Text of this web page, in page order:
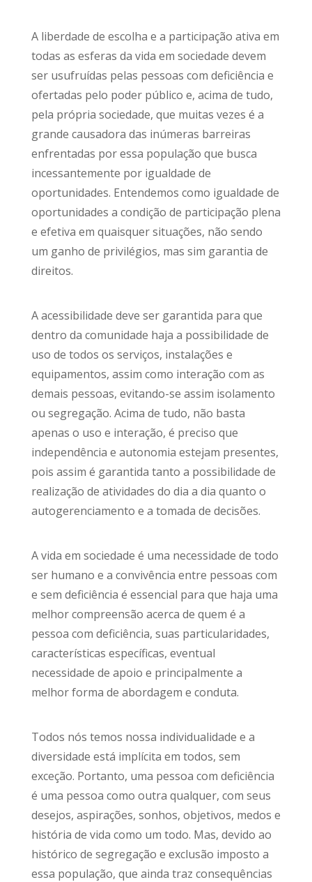
A liberdade de escolha e a participação ativa em
todas as esferas da vida em sociedade devem
ser usufruídas pelas pessoas com deficiência e
ofertadas pelo poder público e, acima de tudo,
pela própria sociedade, que muitas vezes é a
grande causadora das inúmeras barreiras
enfrentadas por essa população que busca
incessantemente por igualdade de
oportunidades. Entendemos como igualdade de
oportunidades a condição de participação plena
e efetiva em quaisquer situações, não sendo
um ganho de privilégios, mas sim garantia de
direitos.
A acessibilidade deve ser garantida para que
dentro da comunidade haja a possibilidade de
uso de todos os serviços, instalações e
equipamentos, assim como interação com as
demais pessoas, evitando-se assim isolamento
ou segregação. Acima de tudo, não basta
apenas o uso e interação, é preciso que
independência e autonomia estejam presentes,
pois assim é garantida tanto a possibilidade de
realização de atividades do dia a dia quanto o
autogerenciamento e a tomada de decisões.
A vida em sociedade é uma necessidade de todo
ser humano e a convivência entre pessoas com
e sem deficiência é essencial para que haja uma
melhor compreensão acerca de quem é a
pessoa com deficiência, suas particularidades,
características específicas, eventual
necessidade de apoio e principalmente a
melhor forma de abordagem e conduta.
Todos nós temos nossa individualidade e a
diversidade está implícita em todos, sem
exceção. Portanto, uma pessoa com deficiência
é uma pessoa como outra qualquer, com seus
desejos, aspirações, sonhos, objetivos, medos e
história de vida como um todo. Mas, devido ao
histórico de segregação e exclusão imposto a
essa população, que ainda traz consequências